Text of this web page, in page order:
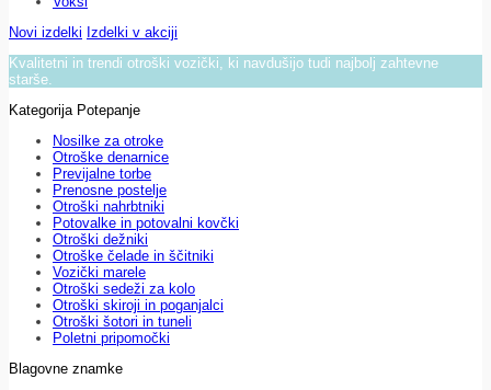
Novi izdelki Izdelki v akciji
Kvalitetni in trendi otroški vozički, ki navdušijo tudi najbolj zahtevne
starše.
Kategorija Potepanje
Nosilke za otroke
Otroške denarnice
Previjalne torbe
Prenosne postelje
Otroški nahrbtniki
Potovalke in potovalni kovčki
Otroški dežniki
Otroške čelade in ščitniki
Vozički marele
Otroški sedeži za kolo
Otroški skiroji in poganjalci
Otroški šotori in tuneli
Poletni pripomočki
Blagovne znamke